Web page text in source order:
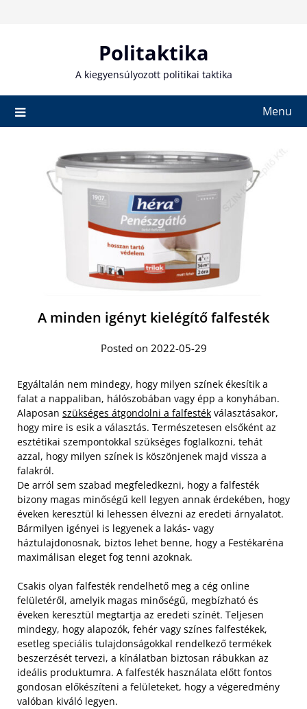
Politaktika
A kiegyensúlyozott politikai taktika
Menu
A minden igényt kielégítő falfesték
Posted on 2022-05-29
Egyáltalán nem mindegy, hogy milyen színek ékesítik a
falat a nappaliban, hálószobában vagy épp a konyhában.
Alaposan szükséges átgondolni a falfesték választásakor,
hogy mire is esik a választás. Természetesen elsőként az
esztétikai szempontokkal szükséges foglalkozni, tehát
azzal, hogy milyen színek is köszönjenek majd vissza a
falakról.
De arról sem szabad megfeledkezni, hogy a falfesték
bizony magas minőségű kell legyen annak érdekében, hogy
éveken keresztül ki lehessen élvezni az eredeti árnyalatot.
Bármilyen igényei is legyenek a lakás- vagy
háztulajdonosnak, biztos lehet benne, hogy a Festékaréna
maximálisan eleget fog tenni azoknak.
Csakis olyan falfesték rendelhető meg a cég online
felületéről, amelyik magas minőségű, megbízható és
éveken keresztül megtartja az eredeti színét. Teljesen
mindegy, hogy alapozók, fehér vagy színes falfestékek,
esetleg speciális tulajdonságokkal rendelkező termékek
beszerzését tervezi, a kínálatban biztosan rábukkan az
ideális produktumra. A falfesték használata előtt fontos
gondosan előkészíteni a felületeket, hogy a végeredmény
valóban kiváló legyen.